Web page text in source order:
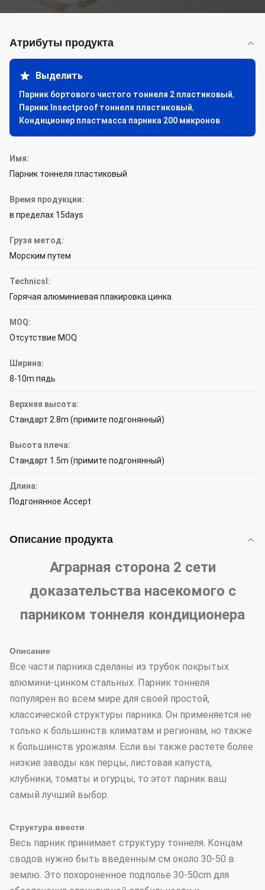
Атрибуты продукта
Выделить
Парник бортового чистого тоннеля 2 пластиковый,
Парник Insectproof тоннеля пластиковый,
Кондиционер пластмасса парника 200 микронов
Имя:
Парник тоннеля пластиковый
Время продукции:
в пределах 15days
Грузя метод:
Морским путем
Technicsl:
Горячая алюминиевая плакировка цинка
MOQ:
Отсутствие MOQ
Ширина:
8-10m пядь
Верхняя высота:
Стандарт 2.8m (примите подгонянный)
Высота плеча:
Стандарт 1.5m (примите подгонянный)
Длина:
Подгонянное Accept
Описание продукта
Аграрная сторона 2 сети
доказательства насекомого с
парником тоннеля кондиционера
Описание
Все части парника сделаны из трубок покрытых
алюмини-цинком стальных. Парник тоннеля
популярен во всем мире для своей простой,
классической структуры парника. Он применяется не
только к большинств климатам и регионам, но также
к большинств урожаям. Если вы также растете более
низкие заводы как перцы, листовая капуста,
клубники, томаты и огурцы, то этот парник ваш
самый лучший выбор.
Структура ввести
Весь парник принимает структуру тоннеля. Концам
сводов нужно быть введенным см около 30-50 в
землю. Это похороненное подполье 30-50cm для